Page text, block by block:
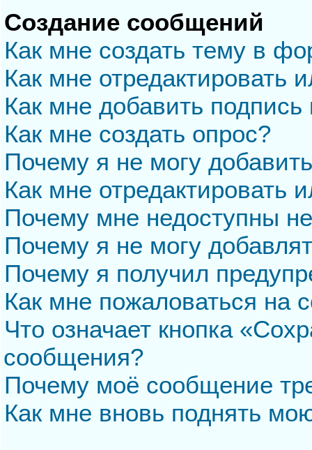
Создание сообщений
Как мне создать тему в
Как мне отредактировать
Как мне добавить
Как мне создать опрос?
Почему я не могу
Как мне отредактировать
Почему мне недоступны
Почему я не могу
Почему я получил
Как мне пожаловаться на
Что означает кнопка
сообщения?
Почему моё сообщение
Как мне вновь поднять